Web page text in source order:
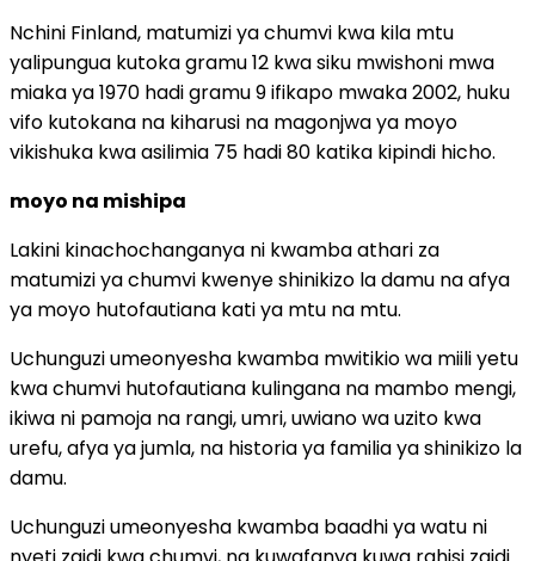
Nchini Finland, matumizi ya chumvi kwa kila mtu
yalipungua kutoka gramu 12 kwa siku mwishoni mwa
miaka ya 1970 hadi gramu 9 ifikapo mwaka 2002, huku
vifo kutokana na kiharusi na magonjwa ya moyo
vikishuka kwa asilimia 75 hadi 80 katika kipindi hicho.
moyo na mishipa
Lakini kinachochanganya ni kwamba athari za
matumizi ya chumvi kwenye shinikizo la damu na afya
ya moyo hutofautiana kati ya mtu na mtu.
Uchunguzi umeonyesha kwamba mwitikio wa miili yetu
kwa chumvi hutofautiana kulingana na mambo mengi,
ikiwa ni pamoja na rangi, umri, uwiano wa uzito kwa
urefu, afya ya jumla, na historia ya familia ya shinikizo la
damu.
Uchunguzi umeonyesha kwamba baadhi ya watu ni